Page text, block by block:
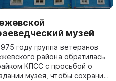
музей
году группа ветеранов
района обратилась
КПСС с просьбой о
музея, чтобы сохранить